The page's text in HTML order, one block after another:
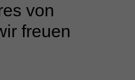
von
freuen